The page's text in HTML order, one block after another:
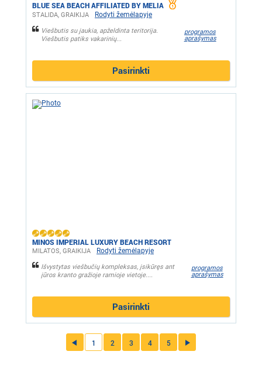
BLUE SEA BEACH AFFILIATED BY MELIA
STALIDA, GRAIKIJA Rodyti žemėlapyje
Viešbutis su jaukia, apželdinta teritorija.
Viešbutis patiks vakarinių...
programos
aprašymas
Pasirinkti
MINOS IMPERIAL LUXURY BEACH RESORT
MILATOS, GRAIKIJA Rodyti žemėlapyje
Išvystytas viešbučių kompleksas, įsikūręs ant
jūros kranto gražioje ramioje vietoje....
programos
aprašymas
Pasirinkti
1 2 3 4 5